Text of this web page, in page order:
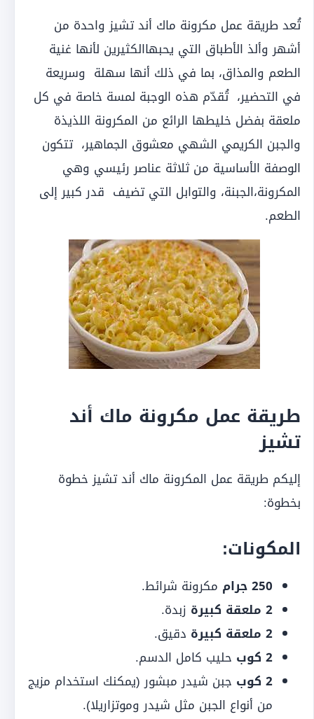
تُعد طريقة عمل مكرونة ماك أند تشيز واحدة من
أشهر وألذ الأطباق التي يحبهاالكثيرين لأنها غنية
الطعم والمذاق، بما في ذلك أنها سهلة وسريعة
في التحضير، تُقدّم هذه الوجبة لمسة خاصة في كل
ملعقة بفضل خليطها الرائع من المكرونة اللذيذة
والجبن الكريمي الشهي معشوق الجماهير، تتكون
الوصفة الأساسية من ثلاثة عناصر رئيسي وهي
المكرونة،الجبنة، والتوابل التي تضيف قدر كبير إلى
الطعم.
طريقة عمل مكرونة ماك أند
تشيز
إليكم طريقة عمل المكرونة ماك أند تشيز خطوة
بخطوة:
المكونات:
250 جرام
مكرونة شرائط.
2 ملعقة كبيرة
زبدة.
2 ملعقة كبيرة
دقيق.
2 كوب
حليب كامل الدسم.
2 كوب
جبن شيدر مبشور (يمكنك استخدام مزيج
من أنواع الجبن مثل شيدر وموتزاريلا).